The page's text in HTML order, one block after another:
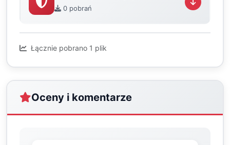
0 pobrań
Łącznie pobrano 1 plik
Oceny i komentarze